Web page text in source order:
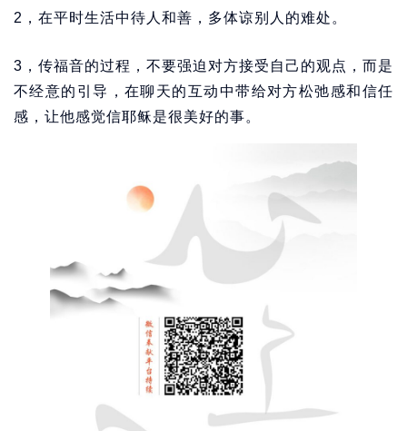
2，在平时生活中待人和善，多体谅别人的难处。
3，传福音的过程，不要强迫对方接受自己的观点，而是
不经意的引导，在聊天的互动中带给对方松弛感和信任
感，让他感觉信耶稣是很美好的事。